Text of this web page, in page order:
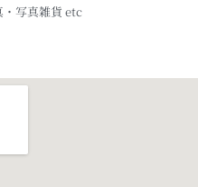
・写真雑貨 etc